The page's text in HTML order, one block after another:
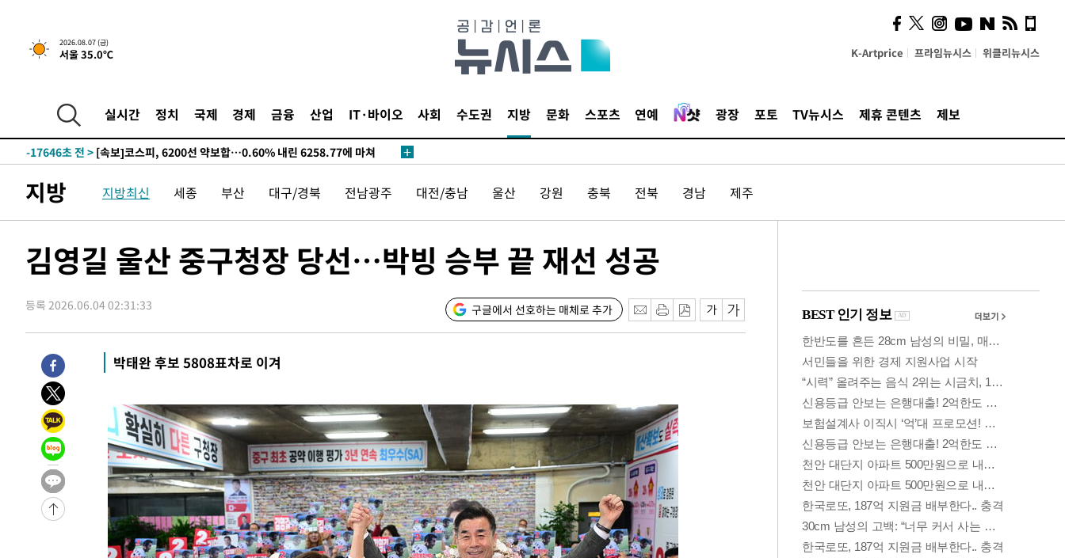
2026.08.07 (금)
서울 35.0℃ K-Artprice 프라임뉴시스 위클리뉴시스
실시간 정치 국제 경제 금융 산업 IT·바이오 사회 수도권 지방 문화 스포츠 연예 광장 포토 TV뉴시스 제휴 콘텐츠 제보
갈 수도
-23544초 전 >낮 최고 37도 찜통더위…곳곳 소나기·강원 많은 비[내일날씨]
-21850초 전 >SK하이닉스, 용인·청주 팹에 54조 투자…"AI 메모리 수요 선제 대
-17959초 전 >
외국인 심판 성 접대 7경기 들여다보니…한국 축구 '5승 2무'
-17693초 전 >
-17646초 전 > [속보]코스피, 6200선 약보합…0.60% 내린 6258.77에 마쳐
-17515초 전 >
[속보] 노원서 40.1도 관측…서울, 2018년 이후 첫 40도
-14605초 전 >[속보]종합특검, '계엄 수용공간 확보' 신용해 前교정본부장 기소
-13449초 전 >11시간 압수수색에 성접대 파문까지…'쑥대밭' 된 축구협회
병태 후임
-8829초 전 >[속보]국힘 윤리위, '돌려차기 발언' 진종오·서범수 징계 절차 개시
[속보]'채상병 순직 책임' 임성근, 항소심도 징역 3년
-1180초 전 >
[속보]종합특검, '관저이전 봐주기 감사' 유병호 구속기소
37분 전 >
-25666초 전 >
"낮 기온 소폭 하락"…수도권 폭염중대경보, 폭염경보로 하향
-25630초 전 >
[속보]이 대통령, '호우피해' 안동·의성 관할 4개 면 특별재난지역
선포
-25593초 전 >
[단독]중수청 지원 검사들, 정원 초과 시 낮은 계급 임용…희망지 못
갈 수도
-23564초 전 >
낮 최고 37도 찜통더위…곳곳 소나기·강원 많은 비[내일날씨]
-21870초 전 >
SK하이닉스, 용인·청주 팹에 54조 투자…"AI 메모리 수요 선제 대
여자배구 이재영·이다영 자매, 아제르바이잔 투란VC 입단
외국인 심판 성 접대 7경기 들여다보니…한국 축구 '5승 2무'
지방 지방최신 세종 부산 대구/경북 전남광주 대전/충남 울산 강원 충북 전북 경남 제주
김영길 울산 중구청장 당선…박빙 승부 끝 재선 성공
등록 2026.06.04 02:31:33 구글에서 선호하는 매체로 추가
박태완 후보 5808표차로 이겨
시, 스마트폰 액세서리에
NFC 더했다